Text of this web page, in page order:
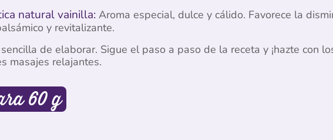
natural vainilla: Aroma especial, dulce y cálido. Favorece la
y revitalizante.
de elaborar. Sigue el paso a paso de la receta y ¡hazte con
masajes relajantes.
60 g